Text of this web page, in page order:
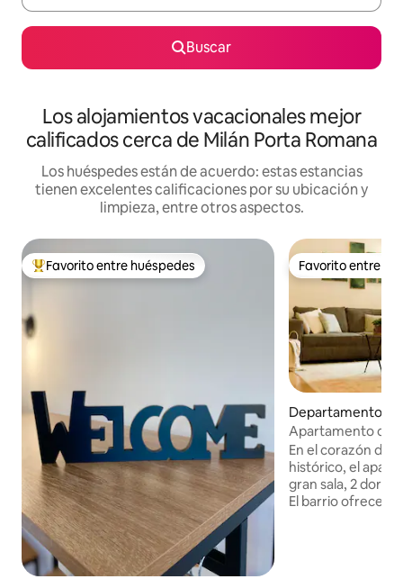
Buscar
Los alojamientos vacacionales mejor
calificados cerca de Milán Porta Romana
Los huéspedes están de acuerdo: estas estancias
tienen excelentes calificaciones por su ubicación y
limpieza, entre otros aspectos.
De los mejores en Favorito entre huéspedes
Favorito entre huéspedes Favorito entre
Favorito entre
Departamento en
Apartamento con
CORAZÓN de
En el corazón de
histórico, el
gran sala, 2
El barrio ofrece